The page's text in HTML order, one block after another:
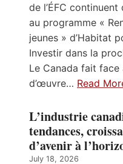
de l’ÉFC
au programme «
jeunes » d’Habitat
Investir dans la
Le Canada fait
d’œuvre… Read
L’industrie
tendances,
d’avenir à
July 18, 2026